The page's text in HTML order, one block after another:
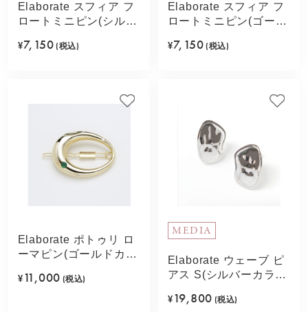
Elaborate スフィア フ
ロートミニピン(シルバ
¥7,150 (税込)
Elaborate スフィア フ
ロートミニピン(ゴール
¥7,150 (税込)
Elaborate ポトゥリ ロ
ーマピン(ゴールドカラ
¥ 11,000 (税込)
MEDIA
Elaborate ウェーブ ピ
アス S(シルバーカラ
¥ 19,800 (税込)